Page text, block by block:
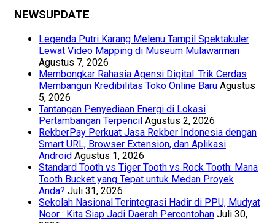
NEWSUPDATE
Legenda Putri Karang Melenu Tampil Spektakuler
Lewat Video Mapping di Museum Mulawarman
Agustus 7, 2026
Membongkar Rahasia Agensi Digital: Trik Cerdas
Membangun Kredibilitas Toko Online Baru Agustus
5, 2026
Tantangan Penyediaan Energi di Lokasi
Pertambangan Terpencil Agustus 2, 2026
RekberPay Perkuat Jasa Rekber Indonesia dengan
Smart URL, Browser Extension, dan Aplikasi
Android Agustus 1, 2026
Standard Tooth vs Tiger Tooth vs Rock Tooth: Mana
Tooth Bucket yang Tepat untuk Medan Proyek
Anda? Juli 31, 2026
Sekolah Nasional Terintegrasi Hadir di PPU, Mudyat
Noor : Kita Siap Jadi Daerah Percontohan Juli 30,